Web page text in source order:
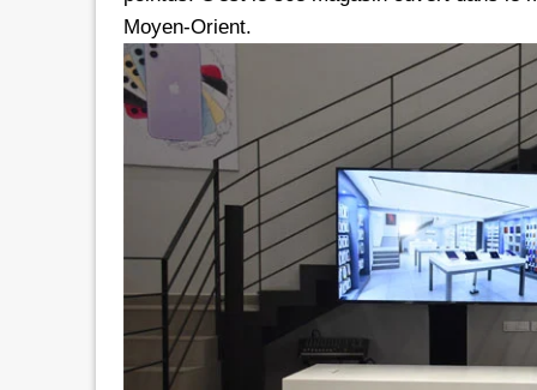
Moyen-Orient.